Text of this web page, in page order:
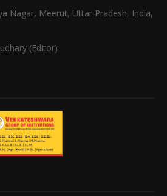
Nagar, Meerut, Uttar Pradesh, India,
(Editor)